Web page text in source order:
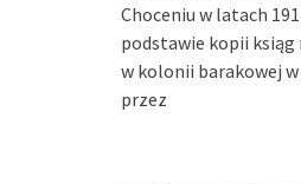
Choceniu w latach
podstawie kopii
w kolonii barakowej
przez